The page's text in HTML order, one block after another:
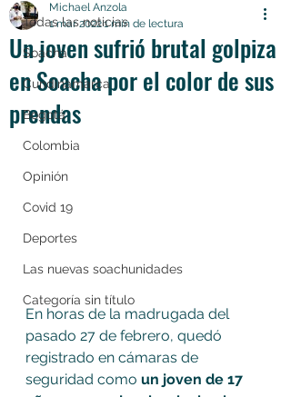
Todas las noticias
Soacha
Cundinamarca
Bogotá
Colombia
Opinión
Covid 19
Deportes
Las nuevas soachunidades
Categoría sin título
Un joven sufrió brutal golpiza
en Soacha por el color de sus
prendas
Michael Anzola
1 mar 20221 min de lectura
En horas de la madrugada del
pasado 27 de febrero, quedó
registrado en cámaras de
seguridad como un joven de 17